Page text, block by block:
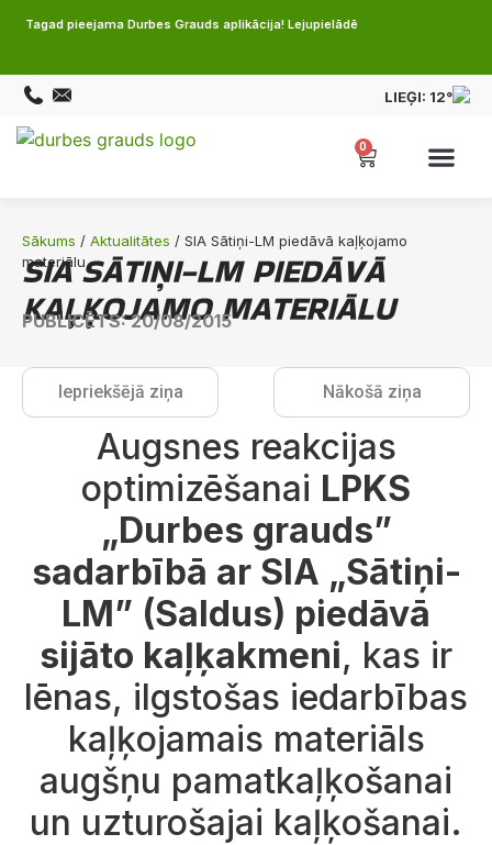
Tagad pieejama Durbes Grauds aplikācija! Lejupielādē
LIEĢI: 12°
0
Sākums / Aktualitātes / SIA Sātiņi-LM piedāvā kaļķojamo
materiālu
SIA SĀTIŅI-LM PIEDĀVĀ
KAĻĶOJAMO MATERIĀLU
PUBLICĒTS: 20/08/2015
Nākošā ziņa
Iepriekšējā ziņa
Augsnes reakcijas
optimizēšanai LPKS
„Durbes grauds”
sadarbībā ar SIA „Sātiņi-
LM” (Saldus) piedāvā
sijāto kaļķakmeni, kas ir
lēnas, ilgstošas iedarbības
kaļķojamais materiāls
augšņu pamatkaļķošanai
un uzturošajai kaļķošanai.